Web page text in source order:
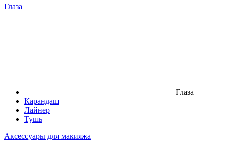
Глаза
Глаза
Карандаш
Лайнер
Тушь
Аксессуары для макияжа